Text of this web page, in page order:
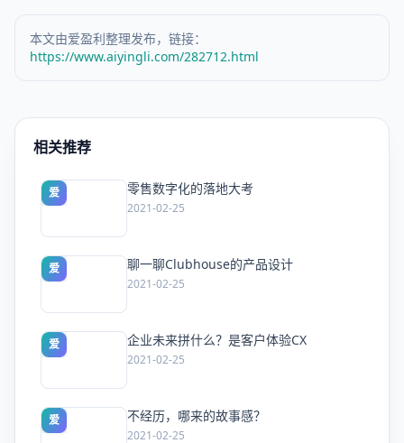
本文由爱盈利整理发布，链接：
https://www.aiyingli.com/282712.html
相关推荐
爱 零售数字化的落地大考
2021-02-25
爱 聊一聊Clubhouse的产品设计
2021-02-25
爱 企业未来拼什么？是客户体验CX
2021-02-25
爱 不经历，哪来的故事感？
2021-02-25